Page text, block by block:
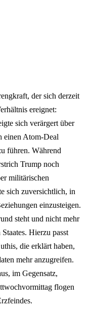
der sich derzeit
ereignet:
sich verärgert über
einen Atom-Deal
führen. Während
Trump noch
militärischen
sich zuversichtlich, in
einzusteigen.
steht und nicht mehr
Hierzu passt
die erklärt haben,
mehr anzugreifen.
im Gegensatz,
flogen